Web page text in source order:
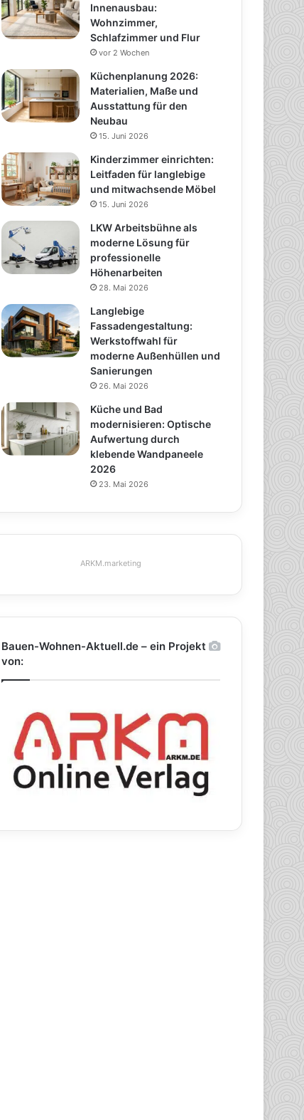
Innenausbau:
Wohnzimmer,
Schlafzimmer und Flur
vor 2 Wochen
Küchenplanung 2026:
Materialien, Maße und
Ausstattung für den
Neubau
15. Juni 2026
Kinderzimmer einrichten:
Leitfaden für langlebige
und mitwachsende Möbel
15. Juni 2026
LKW Arbeitsbühne als
moderne Lösung für
professionelle
Höhenarbeiten
28. Mai 2026
Langlebige
Fassadengestaltung:
Werkstoffwahl für
moderne Außenhüllen und
Sanierungen
26. Mai 2026
Küche und Bad
modernisieren: Optische
Aufwertung durch
klebende Wandpaneele
2026
23. Mai 2026
ARKM.marketing
Bauen-Wohnen-Aktuell.de – ein Projekt
von: